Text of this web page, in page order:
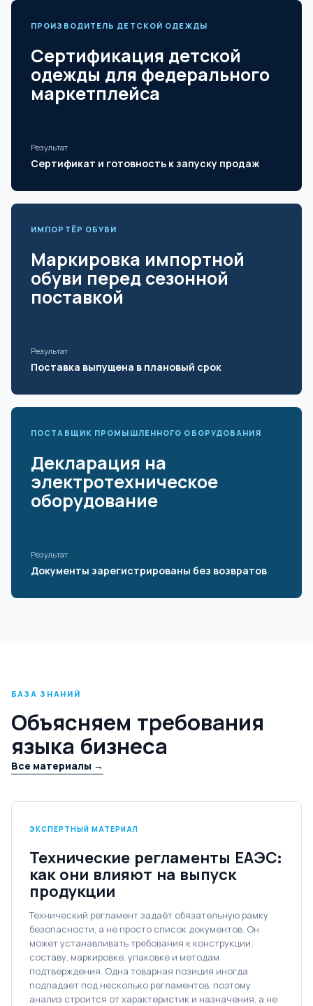
ПРОИЗВОДИТЕЛЬ ДЕТСКОЙ ОДЕЖДЫ
Сертификация детской
одежды для федерального
маркетплейса
Результат
Сертификат и готовность к запуску продаж
ИМПОРТЁР ОБУВИ
Маркировка импортной
обуви перед сезонной
поставкой
Результат
Поставка выпущена в плановый срок
ПОСТАВЩИК ПРОМЫШЛЕННОГО ОБОРУДОВАНИЯ
Декларация на
электротехническое
оборудование
Результат
Документы зарегистрированы без возвратов
БАЗА ЗНАНИЙ
Объясняем требования
языка бизнеса
Все материалы →
ЭКСПЕРТНЫЙ МАТЕРИАЛ
Технические регламенты ЕАЭС:
как они влияют на выпуск
продукции
Технический регламент задаёт обязательную рамку
безопасности, а не просто список документов. Он
может устанавливать требования к конструкции,
составу, маркировке, упаковке и методам
подтверждения. Одна товарная позиция иногда
подпадает под несколько регламентов, поэтому
анализ строится от характеристик и назначения, а не